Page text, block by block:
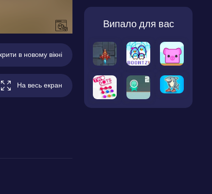
в новому вікні
На весь екран
Випало для вас